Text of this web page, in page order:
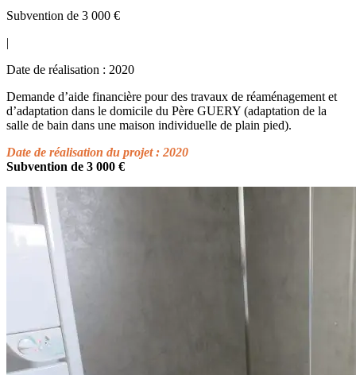
Subvention de 3 000 €
Date de réalisation : 2020
Demande d’aide financière pour des travaux de réaménagement et
d’adaptation dans le domicile du Père GUERY (adaptation de la
salle de bain dans une maison individuelle de plain pied).
Date de réalisation du projet : 2020
Subvention de 3 000 €